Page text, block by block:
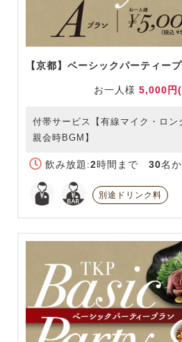
【京都】ベーシックパーティー
お一人様 5,000円
付帯サービス【有線マイク・ロン
親会時BGM】
飲み放題:2時間まで 30名
別途ドリンク料